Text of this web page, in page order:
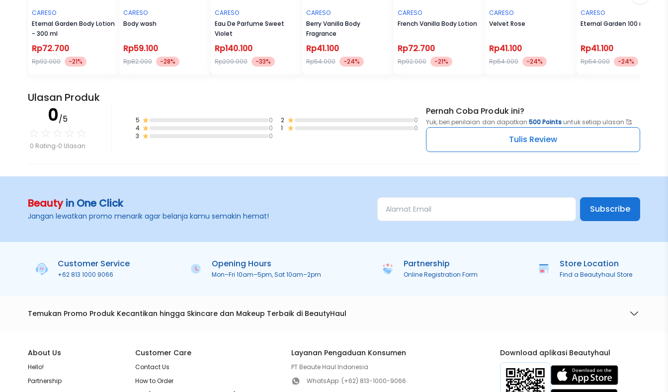
CARESO
Eternal Garden Body Lotion
- 300 ml
Rp72.700
Rp92.000 -21%
CARESO
Body wash
Rp59.100
Rp82.000 -28%
CARESO
Eau De Parfume Sweet
Violet
Rp140.100
Rp209.000 -33%
CARESO
Berry Vanilla Body
Fragrance
Rp41.100
Rp54.000 -24%
CARESO
French Vanilla Body Lotion
Rp72.700
Rp92.000 -21%
CARESO
Velvet Rose
Rp41.100
Rp54.000 -24%
CARESO
Eternal Garden 100 ml
Rp41.100
Rp54.000 -24%
Ulasan Produk
0/5
0 Rating 0 Ulasan
5
0
4
0
3
0
2
0
1
0
Pernah Coba Produk ini?
Yuk, beri penilaian dan dapatkan 500 Points untuk setiap ulasan 🥰
Tulis Review
Beautyin One Click
Jangan lewatkan promo menarik agar belanja kamu semakin hemat!
Subscribe
Customer Service
+62 813 1000 9066
Opening Hours
Mon–Fri 10am–5pm, Sat 10am–2pm
Partnership
Online Registration Form
Store Location
Find a Beautyhaul Store
Temukan Promo Produk Kecantikan hingga Skincare dan Makeup Terbaik di BeautyHaul
About Us
Hello!
Partnership
Customer Care
Contact Us
How to Order
Layanan Pengaduan Konsumen
PT Beaute Haul Indonesia
WhatsApp: (+62) 813-1000-9066
Download aplikasi Beautyhaul